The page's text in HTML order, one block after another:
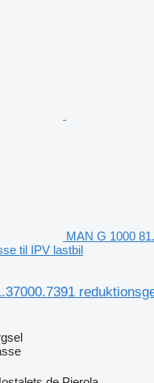
MAN G 1000
til IPV lastbil